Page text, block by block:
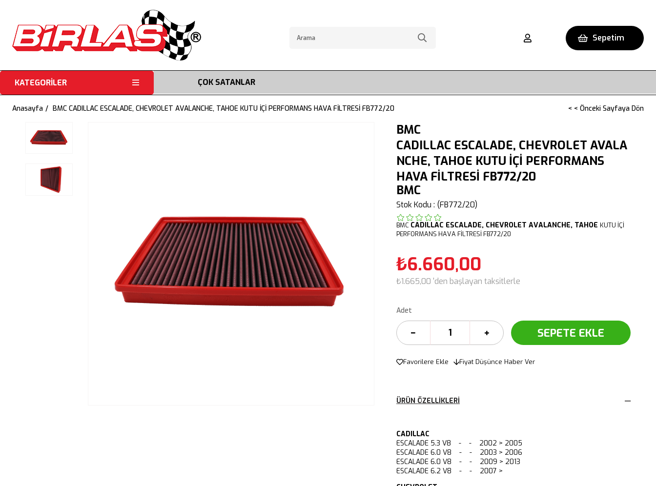
Sepetim
KATEGORİLER ÇOK SATANLAR
Anasayfa BMC CADILLAC ESCALADE, CHEVROLET AVALANCHE, TAHOE KUTU İÇİ PERFORMANS HAVA FİLTRESİ FB772/20 < < Önceki Sayfaya Dön
BMC
CADILLAC ESCALADE, CHEVROLET AVALA
NCHE, TAHOE KUTU İÇİ PERFORMANS
HAVA FİLTRESİ FB772/20
BMC
Stok Kodu (FB772/20)
BMC CADILLAC ESCALADE, CHEVROLET AVALANCHE, TAHOE KUTU İÇİ
PERFORMANS HAVA FİLTRESİ FB772/20
₺6.660,00
₺1.665,00 'den başlayan taksitlerle
Adet
Favorilere Ekle Fiyat Düşünce Haber Ver
ÜRÜN ÖZELLIKLERI
CADILLAC
ESCALADE 5.3 V8 - - 2002 > 2005
ESCALADE 6.0 V8 - - 2003 > 2006
ESCALADE 6.0 V8 - - 2009 > 2013
ESCALADE 6.2 V8 - - 2007 >